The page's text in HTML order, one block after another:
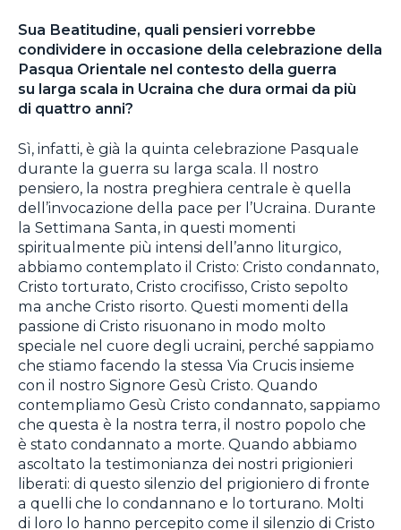
Sua Beatitudine, quali pensieri vorrebbe
condividere in occasione della celebrazione della
Pasqua Orientale nel contesto della guerra
su larga scala in Ucraina che dura ormai da più
di quattro anni?
Sì, infatti, è già la quinta celebrazione Pasquale
durante la guerra su larga scala. Il nostro
pensiero, la nostra preghiera centrale è quella
dell’invocazione della pace per l’Ucraina. Durante
la Settimana Santa, in questi momenti
spiritualmente più intensi dell’anno liturgico,
abbiamo contemplato il Cristo: Cristo condannato,
Cristo torturato, Cristo crocifisso, Cristo sepolto
ma anche Cristo risorto. Questi momenti della
passione di Cristo risuonano in modo molto
speciale nel cuore degli ucraini, perché sappiamo
che stiamo facendo la stessa Via Crucis insieme
con il nostro Signore Gesù Cristo. Quando
contempliamo Gesù Cristo condannato, sappiamo
che questa è la nostra terra, il nostro popolo che
è stato condannato a morte. Quando abbiamo
ascoltato la testimonianza dei nostri prigionieri
liberati: di questo silenzio del prigioniero di fronte
a quelli che lo condannano e lo torturano. Molti
di loro lo hanno percepito come il silenzio di Cristo